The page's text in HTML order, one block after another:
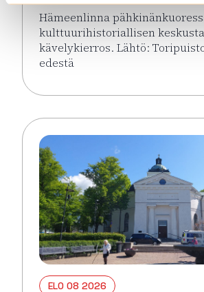
Hämeenlinna
kulttuurihistoriallisen
kävelykierros. Lähtö:
edestä
Lue lisää tapahtumasta
ELO 08 2026